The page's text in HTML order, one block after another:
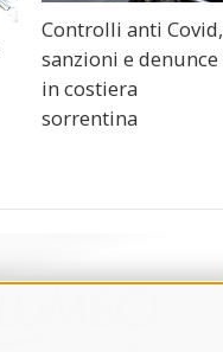
Controlli anti Covid,
sanzioni e denunce
in costiera
sorrentina